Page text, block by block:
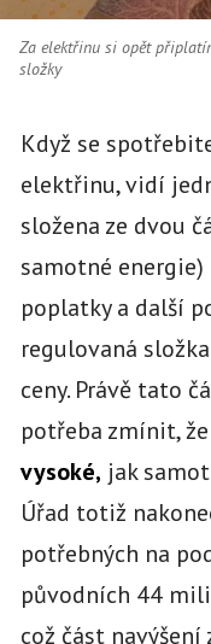
Za elektřinu si opět
složky
Když se
elektřinu, vidí
složena ze dvou
samotné
poplatky a další
regulovaná
ceny. Právě tato
potřeba zmínit, že
vysoké, jak
Úřad totiž
potřebných na
původních 44
což část navýšení